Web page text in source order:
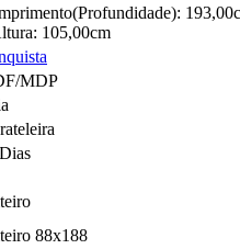
105,00cm
MDP
88x188